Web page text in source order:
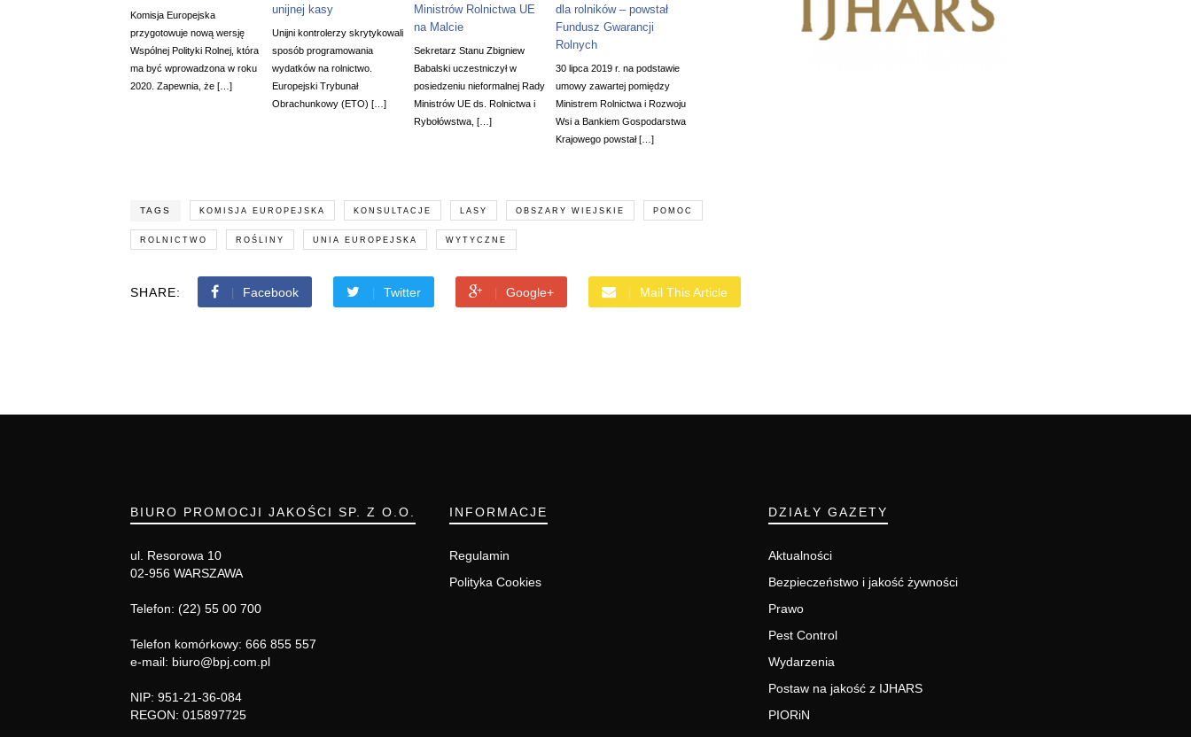
Komisja Europejska
przygotowuje nową wersję
Wspólnej Polityki Rolnej, która
ma być wprowadzona w roku
2020. Zapewnia, że […]
unijnej kasy
Unijni kontrolerzy skrytykowali
sposób programowania
wydatków na rolnictwo.
Europejski Trybunał
Obrachunkowy (ETO) […]
Ministrów Rolnictwa UE
na Malcie
Sekretarz Stanu Zbigniew
Babalski uczestniczył w
posiedzeniu nieformalnej Rady
Ministrów UE ds. Rolnictwa i
Rybołówstwa, […]
dla rolników – powstał
Fundusz Gwarancji
Rolnych
30 lipca 2019 r. na podstawie
umowy zawartej pomiędzy
Ministrem Rolnictwa i Rozwoju
Wsi a Bankiem Gospodarstwa
Krajowego powstał […]
TAGS KOMISJA EUROPEJSKA KONSULTACJE LASY OBSZARY WIEJSKIE POMOC
ROLNICTWO ROŚLINY UNIA EUROPEJSKA WYTYCZNE
SHARE: Facebook Twitter Google+ Mail This Article
BIURO PROMOCJI JAKOŚCI SP. Z O.O.
ul. Resorowa 10
02-956 WARSZAWA
Telefon: (22) 55 00 700
Telefon komórkowy: 666 855 557
e-mail: biuro@bpj.com.pl
NIP: 951-21-36-084
REGON: 015897725
INFORMACJE
Regulamin
Polityka Cookies
DZIAŁY GAZETY
Aktualności
Bezpieczeństwo i jakość żywności
Prawo
Pest Control
Wydarzenia
Postaw na jakość z IJHARS
PIORiN